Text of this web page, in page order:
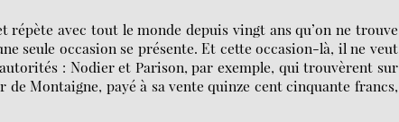
avec tout le monde depuis vingt ans qu’on ne trouve
seule occasion se présente. Et cette occasion-là, il ne veut
: Nodier et Parison, par exemple, qui trouvèrent sur
de Montaigne, payé à sa vente quinze cent cinquante francs,